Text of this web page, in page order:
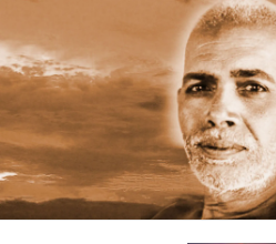
content